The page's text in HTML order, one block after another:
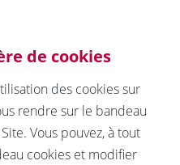
de cookies
des cookies sur
rendre sur le bandeau
Vous pouvez, à tout
cookies et modifier